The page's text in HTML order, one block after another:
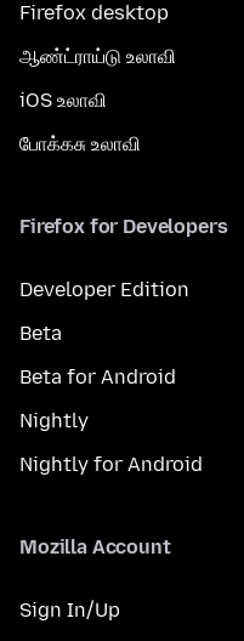
Firefox desktop
ஆண்ட்ராய்டு உலாவி
iOS உலாவி
போக்கசு உலாவி
Firefox for Developers
Developer Edition
Beta
Beta for Android
Nightly
Nightly for Android
Mozilla Account
Sign In/Up